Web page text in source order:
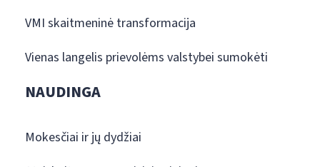
VMI skaitmeninė transformacija
Vienas langelis prievolėms valstybei sumokėti
NAUDINGA
Mokesčiai ir jų dydžiai